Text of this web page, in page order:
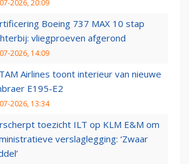
2026, 20:09
Boeing 737 MAX 10 stap
vliegproeven afgerond
2026, 14:09
Airlines toont interieur van nieuwe
E195-E2
2026, 13:34
toezicht ILT op KLM E&M om
verslaglegging: ‘Zwaar